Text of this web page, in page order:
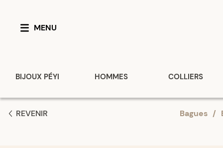
MENU
BIJOUX PÉYI HOMMES COLLIERS
Bagues /
REVENIR